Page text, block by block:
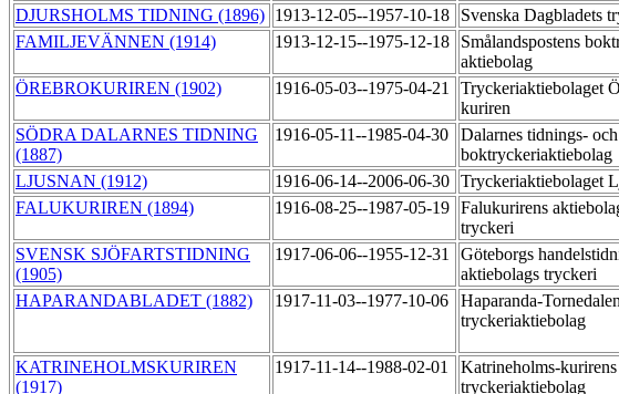
DJURSHOLMS TIDNING (1896) 1913-12-05--1957-10-18 Svenska Dagbladets
FAMILJEVÄNNEN (1914) 1913-12-15--1975-12-18
Smålandspostens
aktiebolag
ÖREBROKURIREN (1902) 1916-05-03--1975-04-21
Tryckeriaktiebolaget
kuriren
SÖDRA DALARNES TIDNING
(1887)
1916-05-11--1985-04-30
Dalarnes tidnings- och
boktryckeriaktiebolag
LJUSNAN (1912) 1916-06-14--2006-06-30 Tryckeriaktiebolaget
FALUKURIREN (1894) 1916-08-25--1987-05-19 Falukurirens
tryckeri
SVENSK SJÖFARTSTIDNING
(1905)
1917-06-06--1955-12-31
Göteborgs
aktiebolags tryckeri
HAPARANDABLADET (1882) 1917-11-03--1977-10-06
Haparanda-
tryckeriaktiebolag
KATRINEHOLMSKURIREN
(1917)
1917-11-14--1988-02-01
Katrineholms-kurirens
tryckeriaktiebolag